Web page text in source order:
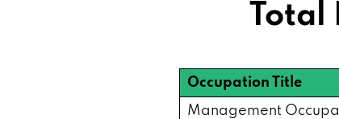
Total
Occupation Title
Management